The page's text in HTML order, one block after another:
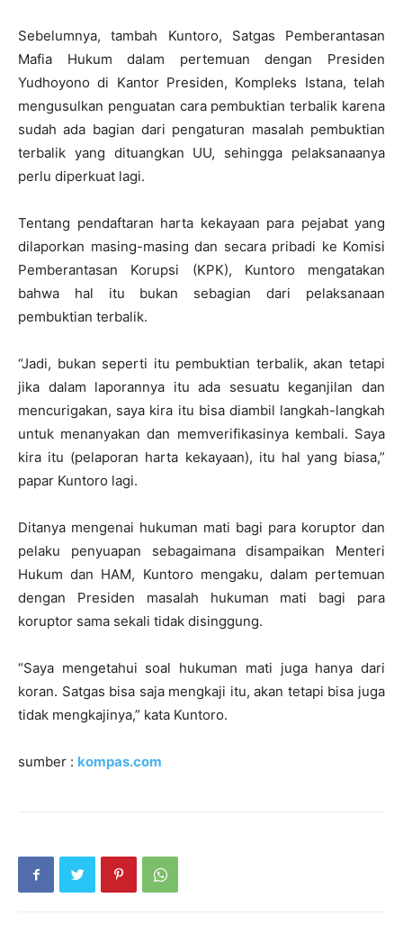
Sebelumnya, tambah Kuntoro, Satgas Pemberantasan
Mafia Hukum dalam pertemuan dengan Presiden
Yudhoyono di Kantor Presiden, Kompleks Istana, telah
mengusulkan penguatan cara pembuktian terbalik karena
sudah ada bagian dari pengaturan masalah pembuktian
terbalik yang dituangkan UU, sehingga pelaksanaanya
perlu diperkuat lagi.
Tentang pendaftaran harta kekayaan para pejabat yang
dilaporkan masing-masing dan secara pribadi ke Komisi
Pemberantasan Korupsi (KPK), Kuntoro mengatakan
bahwa hal itu bukan sebagian dari pelaksanaan
pembuktian terbalik.
“Jadi, bukan seperti itu pembuktian terbalik, akan tetapi
jika dalam laporannya itu ada sesuatu keganjilan dan
mencurigakan, saya kira itu bisa diambil langkah-langkah
untuk menanyakan dan memverifikasinya kembali. Saya
kira itu (pelaporan harta kekayaan), itu hal yang biasa,”
papar Kuntoro lagi.
Ditanya mengenai hukuman mati bagi para koruptor dan
pelaku penyuapan sebagaimana disampaikan Menteri
Hukum dan HAM, Kuntoro mengaku, dalam pertemuan
dengan Presiden masalah hukuman mati bagi para
koruptor sama sekali tidak disinggung.
“Saya mengetahui soal hukuman mati juga hanya dari
koran. Satgas bisa saja mengkaji itu, akan tetapi bisa juga
tidak mengkajinya,” kata Kuntoro.
sumber : kompas.com